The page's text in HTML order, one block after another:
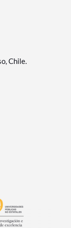
Chile.